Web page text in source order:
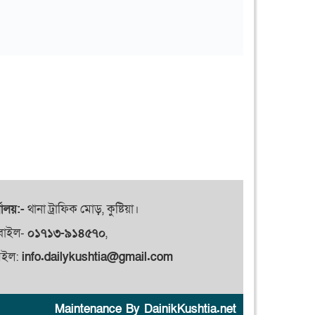
থানা ট্রাফিক মোড়, কুষ্টিয়া।
০১৭১৩-৯১৪৫৭০,
info.dailykushtia@gmail.com
Maintenance By DainikKushtia.net